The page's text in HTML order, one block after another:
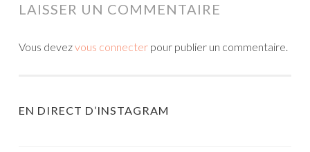
LAISSER UN COMMENTAIRE
Vous devezvous connecter pour publier un commentaire.
EN DIRECT D’INSTAGRAM